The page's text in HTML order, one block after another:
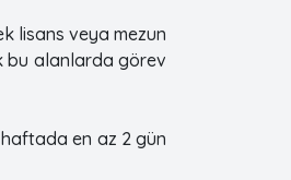
lisans veya mezun
bu alanlarda görev
haftada en az 2 gün